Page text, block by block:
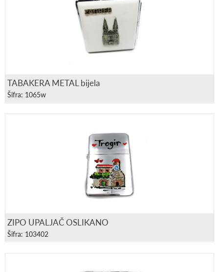
TABAKERA METAL bijela
Šifra: 1065w
ZIPO UPALJAČ OSLIKANO
Šifra: 103402